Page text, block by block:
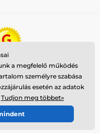
a
a megfelelő működés
személyre szabása
esetén az adatok
Tudjon meg többet»